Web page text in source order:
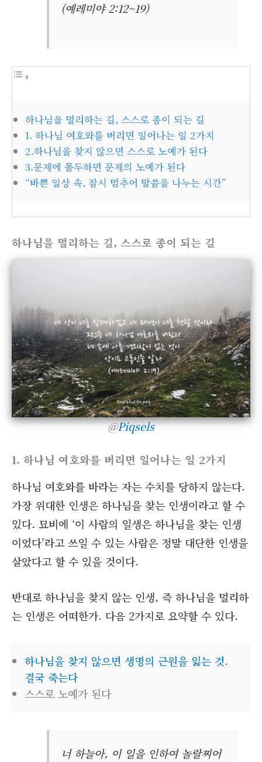
(예레미야 2:12~19)
하나님을 멀리하는 길, 스스로 종이 되는 길
1. 하나님 여호와를 버리면 일어나는 일 2가지
2.하나님을 찾지 않으면 스스로 노예가 된다
3.문제에 몰두하면 문제의 노예가 된다
“바쁜 일상 속, 잠시 멈추어 말씀을 나누는 시간”
하나님을 멀리하는 길, 스스로 종이 되는 길
@Piqsels
1. 하나님 여호와를 버리면 일어나는 일 2가지
하나님 여호와를 바라는 자는 수치를 당하지 않는다.
가장 위대한 인생은 하나님을 찾는 인생이라고 할 수
있다. 묘비에 ‘이 사람의 일생은 하나님을 찾는 인생
이었다’라고 쓰일 수 있는 사람은 정말 대단한 인생을
살았다고 할 수 있을 것이다.
반대로 하나님을 찾지 않는 인생, 즉 하나님을 멀리하
는 인생은 어떠한가. 다음 2가지로 요약할 수 있다.
하나님을 찾지 않으면 생명의 근원을 잃는 것.
결국 죽는다
스스로 노예가 된다
너 하늘아, 이 일을 인하여 놀랄찌어